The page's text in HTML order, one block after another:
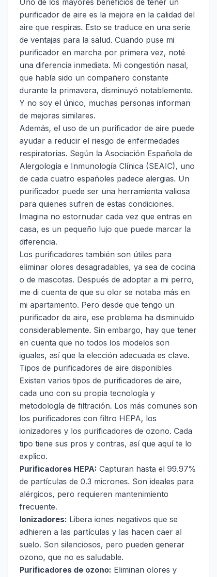
Uno de los mayores beneficios de tener un
purificador de aire es la mejora en la calidad del
aire que respiras. Esto se traduce en una serie
de ventajas para la salud. Cuando puse mi
purificador en marcha por primera vez, noté
una diferencia inmediata. Mi congestión nasal,
que había sido un compañero constante
durante la primavera, disminuyó notablemente.
Y no soy el único, muchas personas informan
de mejoras similares.
Además, el uso de un purificador de aire puede
ayudar a reducir el riesgo de enfermedades
respiratorias. Según la Asociación Española de
Alergología e Inmunología Clínica (SEAIC), uno
de cada cuatro españoles padece alergias. Un
purificador puede ser una herramienta valiosa
para quienes sufren de estas condiciones.
Imagina no estornudar cada vez que entras en
casa, es un pequeño lujo que puede marcar la
diferencia.
Los purificadores también son útiles para
eliminar olores desagradables, ya sea de cocina
o de mascotas. Después de adoptar a mi perro,
me di cuenta de que su olor se notaba más en
mi apartamento. Pero desde que tengo un
purificador de aire, ese problema ha disminuido
considerablemente. Sin embargo, hay que tener
en cuenta que no todos los modelos son
iguales, así que la elección adecuada es clave.
Tipos de purificadores de aire disponibles
Existen varios tipos de purificadores de aire,
cada uno con su propia tecnología y
metodología de filtración. Los más comunes son
los purificadores con filtro HEPA, los
ionizadores y los purificadores de ozono. Cada
tipo tiene sus pros y contras, así que aquí te lo
explico.
Purificadores HEPA: Capturan hasta el 99.97%
de partículas de 0.3 micrones. Son ideales para
alérgicos, pero requieren mantenimiento
frecuente.
Ionizadores: Libera iones negativos que se
adhieren a las partículas y las hacen caer al
suelo. Son silenciosos, pero pueden generar
ozono, que no es saludable.
Purificadores de ozono: Eliminan olores y